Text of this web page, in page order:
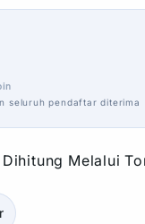
seluruh pendaftar diterima
Melalui